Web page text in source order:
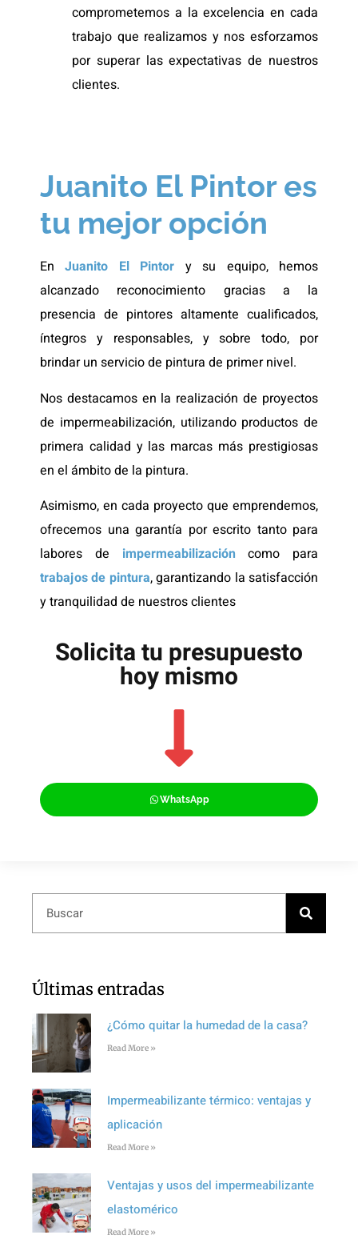
comprometemos a la excelencia en cada
trabajo que realizamos y nos esforzamos
por superar las expectativas de nuestros
clientes.
Juanito El Pintor es
tu mejor opción
EnJuanito El Pintor y su equipo, hemos
alcanzado reconocimiento gracias a la
presencia de pintores altamente cualificados,
íntegros y responsables, y sobre todo, por
brindar un servicio de pintura de primer nivel.
Nos destacamos en la realización de proyectos
de impermeabilización, utilizando productos de
primera calidad y las marcas más prestigiosas
en el ámbito de la pintura.
Asimismo, en cada proyecto que emprendemos,
ofrecemos una garantía por escrito tanto para
labores de impermeabilización como para
trabajos de pintura, garantizando la satisfacción
y tranquilidad de nuestros clientes
Solicita tu presupuesto
hoy mismo
WhatsApp
Últimas entradas
¿Cómo quitar la humedad de la casa?
Read More »
Impermeabilizante térmico: ventajas y
aplicación
Read More »
Ventajas y usos del impermeabilizante
elastomérico
Read More »